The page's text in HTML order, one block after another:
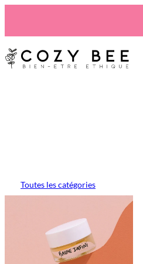
Toutes les catégories